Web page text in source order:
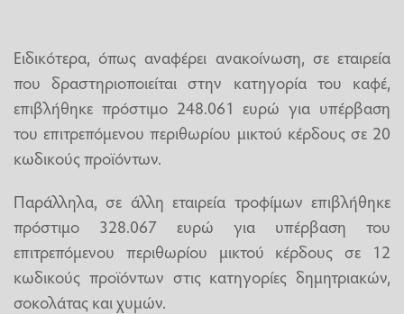
Ειδικότερα, όπως αναφέρει ανακοίνωση, σε εταιρεία
που δραστηριοποιείται στην κατηγορία του καφέ,
επιβλήθηκε πρόστιμο 248.061 ευρώ για υπέρβαση
του επιτρεπόμενου περιθωρίου μικτού κέρδους σε 20
κωδικούς προϊόντων.
Παράλληλα, σε άλλη εταιρεία τροφίμων επιβλήθηκε
πρόστιμο 328.067 ευρώ για υπέρβαση του
επιτρεπόμενου περιθωρίου μικτού κέρδους σε 12
κωδικούς προϊόντων στις κατηγορίες δημητριακών,
σοκολάτας και χυμών.